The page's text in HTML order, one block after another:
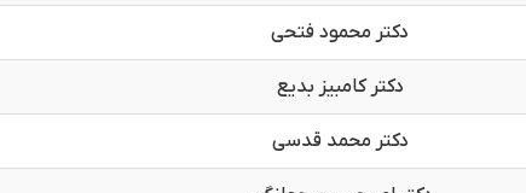
دکتر محمود فتحی
دکتر کامبیز بدیع
دکتر محمد قدسی